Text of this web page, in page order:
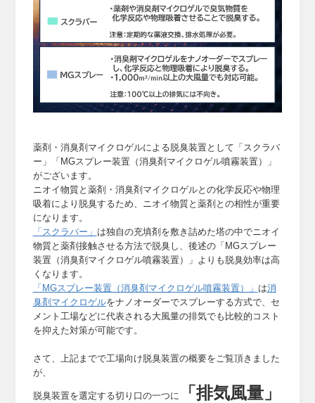
薬剤・消臭剤マイクロゲルによる脱臭装置として「スクラバ
ー」「MGスプレー装置（消臭剤マイクロゲル噴霧装置）」
がございます。
ニオイ物質と薬剤・消臭剤マイクロゲルとの化学反応や物理
吸着により脱臭するため、ニオイ物質と薬剤との相性が重要
になります。
「スクラバー」 は独自の充填剤を敷き詰めた塔の中でニオイ
物質と薬剤接触させる方法で脱臭し、後述の「MGスプレー
装置（消臭剤マイクロゲル噴霧装置）」よりも脱臭効率は高
くなります。
「MGスプレー装置（消臭剤マイクロゲル噴霧装置）」 は消
臭剤マイクロゲルをナノオーダーでスプレーする方式で、セ
メント工場などに代表される大風量の排気でも比較的コスト
を抑えた対策が可能です。
さて、上記までで工場向け脱臭装置の概要をご覧頂きました
が、
脱臭装置を選定する切り口の一つに 「排気風量」